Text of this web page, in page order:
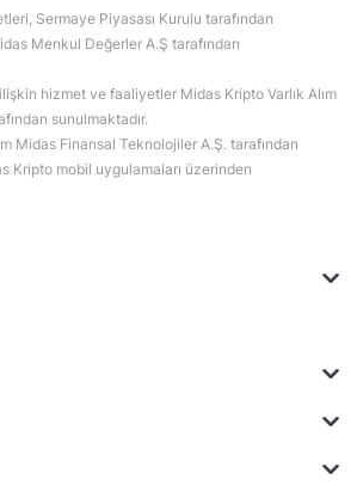
Sermaye Piyasası Kurulu tarafından
Menkul Değerler A.Ş tarafından
hizmet ve faaliyetler Midas Kripto Varlık Alım
sunulmaktadır.
Midas Finansal Teknolojiler A.Ş. tarafından
Kripto mobil uygulamaları üzerinden